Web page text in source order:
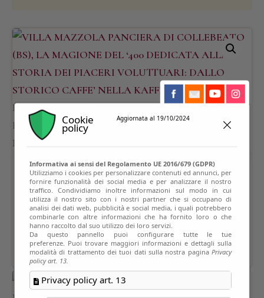
Cookie
policy
Aggiornata al 19/10/2024
Informativa ai sensi del Regolamento UE 2016/679 (GDPR)
Utilizziamo i cookies per personalizzare contenuti ed annunci, per
fornire funzionalità dei social media e per analizzare il nostro
traffico. Condividiamo inoltre informazioni sul modo in cui
utilizza il nostro sito con i nostri partner che si occupano di
analisi dei dati web, pubblicità e social media, i quali potrebbero
combinarle con altre informazioni che ha fornito loro o che
hanno raccolto dal suo utilizzo dei loro servizi.
Da questo pannello puoi configurare tutte le tue
preferenze. Puoi trovare maggiori informazioni e dettagli sulla
modalità di trattamento dei tuoi dati sulla nostra paginaPrivacy
policy art. 13.
Privacy policy art. 13